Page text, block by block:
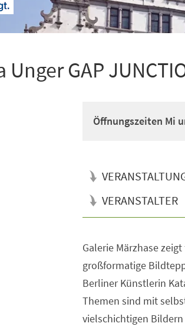
Unger GAP
Öffnungszeiten Mi
VERANSTALTER
Galerie Märzhase
großformatige
Berliner Künstlerin
Themen sind mit
vielschichtigen